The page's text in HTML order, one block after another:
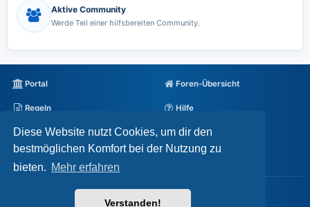
Diese Website nutzt Cookies, um dir den
bestmöglichen Komfort bei der Nutzung zu
bieten. Mehr erfahren
Verstanden!
Aktive Community
Werde Teil einer hilfsbereiten Community.
Portal Foren-Übersicht
Regeln Hilfe
Datenschutz Impressum
Alle Cookies löschen
Powered byphpBB® Forum Software © phpBB Limited
Deutsche Übersetzung durch